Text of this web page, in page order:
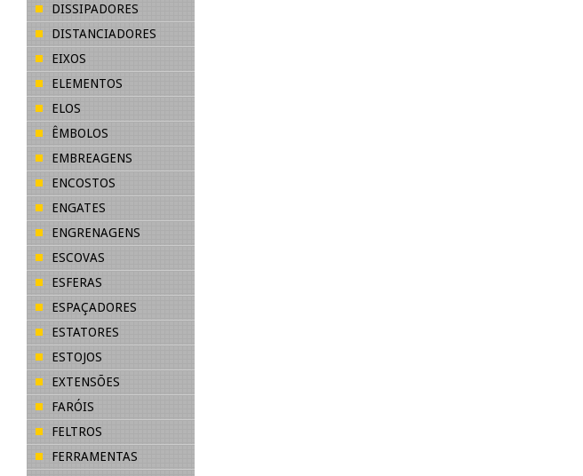
DISSIPADORES
DISTANCIADORES
EIXOS
ELEMENTOS
ELOS
ÊMBOLOS
EMBREAGENS
ENCOSTOS
ENGATES
ENGRENAGENS
ESCOVAS
ESFERAS
ESPAÇADORES
ESTATORES
ESTOJOS
EXTENSÕES
FARÓIS
FELTROS
FERRAMENTAS